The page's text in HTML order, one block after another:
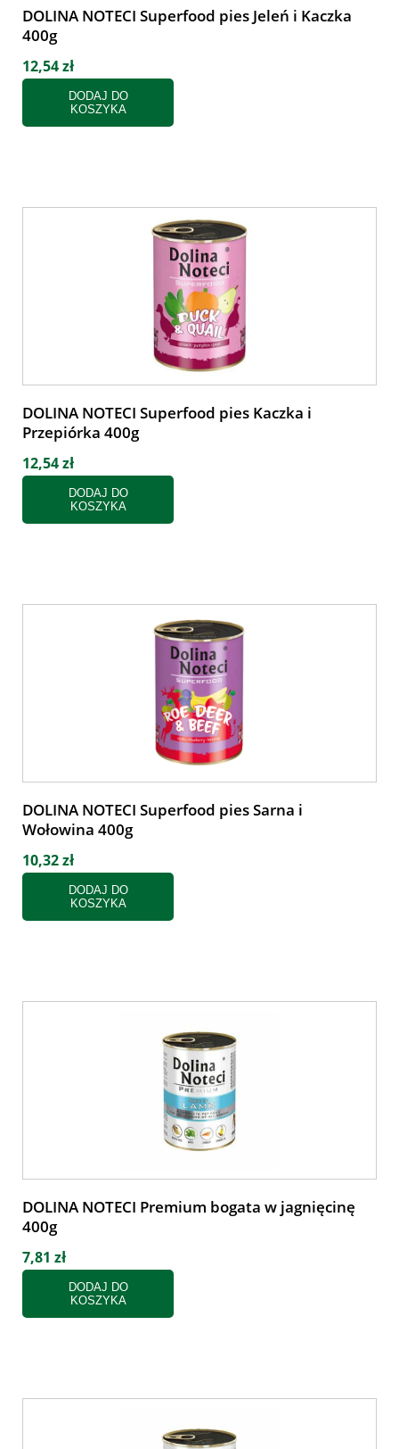
DOLINA NOTECI Superfood pies Jeleń i Kaczka
400g
12,54 zł
DODAJ DO
KOSZYKA
DOLINA NOTECI Superfood pies Kaczka i
Przepiórka 400g
12,54 zł
DODAJ DO
KOSZYKA
DOLINA NOTECI Superfood pies Sarna i
Wołowina 400g
10,32 zł
DODAJ DO
KOSZYKA
DOLINA NOTECI Premium bogata w jagnięcinę
400g
7,81 zł
DODAJ DO
KOSZYKA